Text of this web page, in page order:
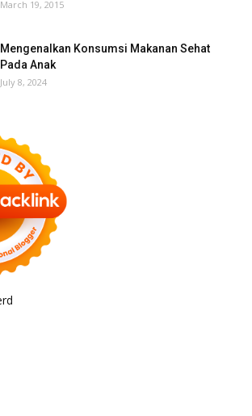
March 19, 2015
Mengenalkan Konsumsi Makanan Sehat
Pada Anak
July 8, 2024